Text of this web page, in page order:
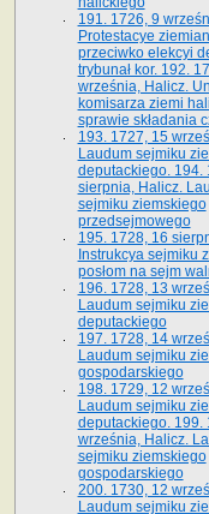
191. 1726, 9
Protestacye
przeciwko elekcyi
trybunał kor. 192.
września, Halicz.
komisarza ziemi
sprawie składania
193. 1727, 15
Laudum sejmiku
deputackiego. 194.
sierpnia, Halicz.
sejmiku ziemskiego
przedsejmowego
195. 1728, 16
Instrukcya sejmiku
posłom na sejm
196. 1728, 13
Laudum sejmiku
deputackiego
197. 1728, 14
Laudum sejmiku
gospodarskiego
198. 1729, 12
Laudum sejmiku
deputackiego. 199.
września, Halicz.
sejmiku ziemskiego
gospodarskiego
200. 1730, 12
Laudum sejmiku